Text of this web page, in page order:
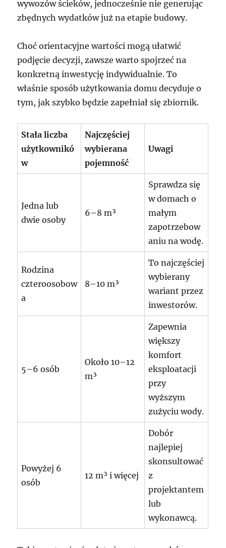
wywozów ścieków, jednocześnie nie generując
zbędnych wydatków już na etapie budowy.
Choć orientacyjne wartości mogą ułatwić
podjęcie decyzji, zawsze warto spojrzeć na
konkretną inwestycję indywidualnie. To
właśnie sposób użytkowania domu decyduje o
tym, jak szybko będzie zapełniał się zbiornik.
Stała liczba
użytkownikó
w
Najczęściej
wybierana
pojemność
Uwagi
Jedna lub
dwie osoby
6–8 m³
Sprawdza się
w domach o
małym
zapotrzebow
aniu na wodę.
Rodzina
czteroosobow
a
8–10 m³
To najczęściej
wybierany
wariant przez
inwestorów.
5–6 osób
Około 10–12
m³
Zapewnia
większy
komfort
eksploatacji
przy
wyższym
zużyciu wody.
Powyżej 6
osób
12 m³ i więcej
Dobór
najlepiej
skonsultować
z
projektantem
lub
wykonawcą.